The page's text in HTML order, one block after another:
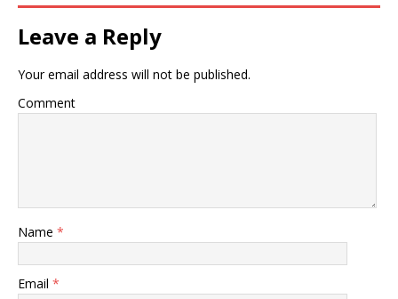
Leave a Reply
Your email address will not be published.
Comment
Name *
Email *